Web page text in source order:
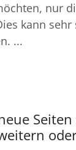
nur
kann sehr
...